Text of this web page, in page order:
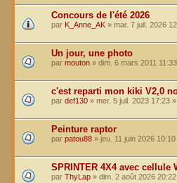
Concours de l'été 2026
par K_Anne_AK » mar. 7 juil. 2026
Un jour, une photo
par mouton » dim. 6 mars 2011 11:33
c'est reparti mon kiki V2,0
par def130 » mer. 5 juil. 2023 17:23
Peinture raptor
par patou88 » jeu. 11 juin 2026 10:10
SPRINTER 4X4 avec cellule
par ThyLap » dim. 2 août 2026 20:22